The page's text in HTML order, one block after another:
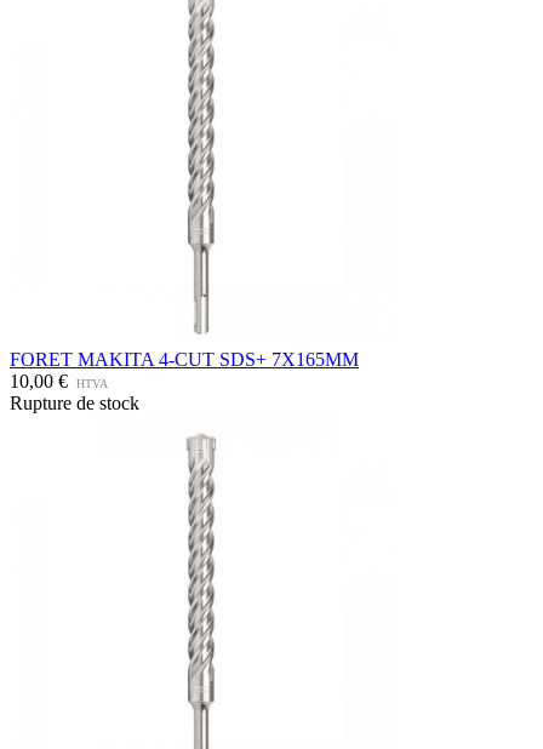
FORET MAKITA 4-CUT SDS+ 7X165MM
10,00 €
HTVA
Rupture de stock